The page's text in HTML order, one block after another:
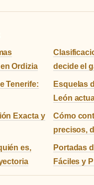
Ordizia
decide el
Tenerife:
Esquelas
León
Exacta y
Cómo
precisos,
es,
Portadas
Fáciles y